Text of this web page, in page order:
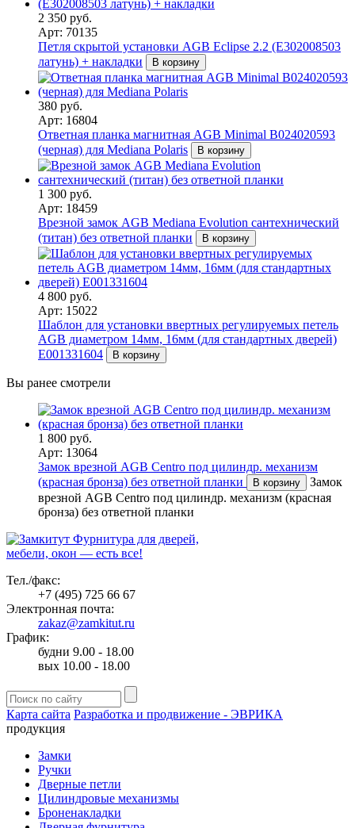
2 350 руб.
Арт: 70135
Петля скрытой установки AGB Eclipse 2.2 (E302008503
латунь) + накладки
В корзину
380 руб.
Арт: 16804
Ответная планка магнитная AGB Minimal B024020593
(черная) для Mediana Polaris
В корзину
1 300 руб.
Арт: 18459
Врезной замок AGB Mediana Evolution сантехнический
(титан) без ответной планки
В корзину
4 800 руб.
Арт: 15022
Шаблон для установки ввертных регулируемых петель
AGB диаметром 14мм, 16мм (для стандартных дверей)
Е001331604
В корзину
Вы ранее смотрели
1 800 руб.
Арт: 13064
Замок врезной AGB Centro под цилиндр. механизм
(красная бронза) без ответной планки
В корзину
Замок
врезной AGB Centro под цилиндр. механизм (красная
бронза) без ответной планки
Фурнитура для дверей,
мебели, окон — есть все!
Тел./факс:
+7 (495) 725 66 67
Электронная почта:
zakaz@zamkitut.ru
График:
будни 9.00 - 18.00
вых 10.00 - 18.00
Карта сайта Разработка и продвижение - ЭВРИКА
продукция
Замки
Ручки
Дверные петли
Цилиндровые механизмы
Броненакладки